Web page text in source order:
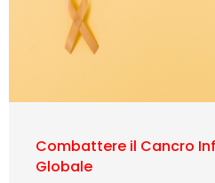
Combattere il Cancro
Globale